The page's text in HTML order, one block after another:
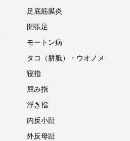
足底筋膜炎
開張足
モートン病
タコ（胼胝）・ウオノメ
寝指
屈み指
浮き指
内反小趾
外反母趾